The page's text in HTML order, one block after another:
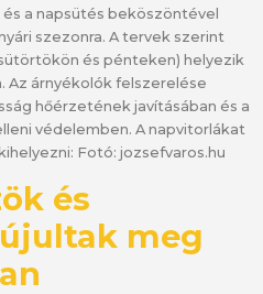
a napsütés beköszöntével
szezonra. A tervek szerint
és pénteken) helyezik
Az árnyékolók felszerelése
hőérzetének javításában és a
védelemben. A napvitorlákat
Fotó: jozsefvaros.hu
és
meg